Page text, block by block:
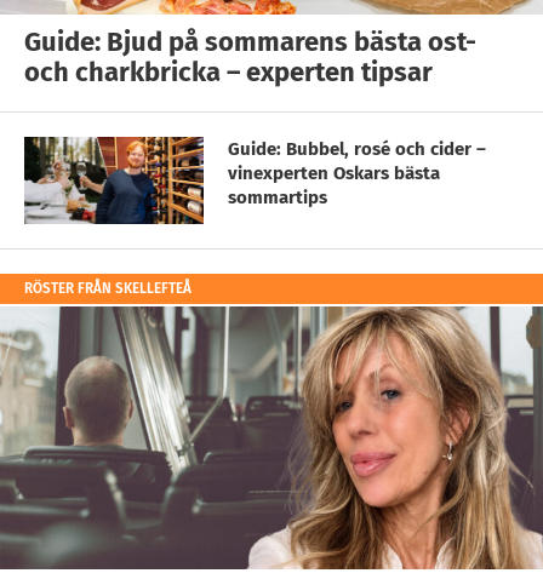
Guide: Bjud på sommarens bästa ost-
och charkbricka – experten tipsar
Guide: Bubbel, rosé och cider –
vinexperten Oskars bästa
sommartips
RÖSTER FRÅN SKELLEFTEÅ